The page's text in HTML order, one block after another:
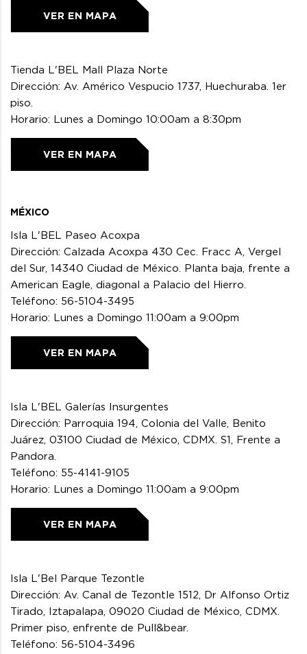
VER EN MAPA
Tienda L'BEL Mall Plaza Norte
Dirección: Av. Américo Vespucio 1737, Huechuraba. 1er
piso.
Horario: Lunes a Domingo 10:00am a 8:30pm
VER EN MAPA
MÉXICO
Isla L'BEL Paseo Acoxpa
Dirección: Calzada Acoxpa 430 Cec. Fracc A, Vergel
del Sur, 14340 Ciudad de México. Planta baja, frente a
American Eagle, diagonal a Palacio del Hierro.
Teléfono: 56-5104-3495
Horario: Lunes a Domingo 11:00am a 9:00pm
VER EN MAPA
Isla L'BEL Galerías Insurgentes
Dirección: Parroquia 194, Colonia del Valle, Benito
Juárez, 03100 Ciudad de México, CDMX. S1, Frente a
Pandora.
Teléfono: 55-4141-9105
Horario: Lunes a Domingo 11:00am a 9:00pm
VER EN MAPA
Isla L'Bel Parque Tezontle
Dirección: Av. Canal de Tezontle 1512, Dr Alfonso Ortiz
Tirado, Iztapalapa, 09020 Ciudad de México, CDMX.
Primer piso, enfrente de Pull&bear.
Teléfono: 56-5104-3496